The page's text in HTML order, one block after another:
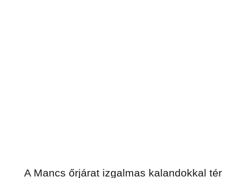
A Mancs őrjárat izgalmas kalandokkal